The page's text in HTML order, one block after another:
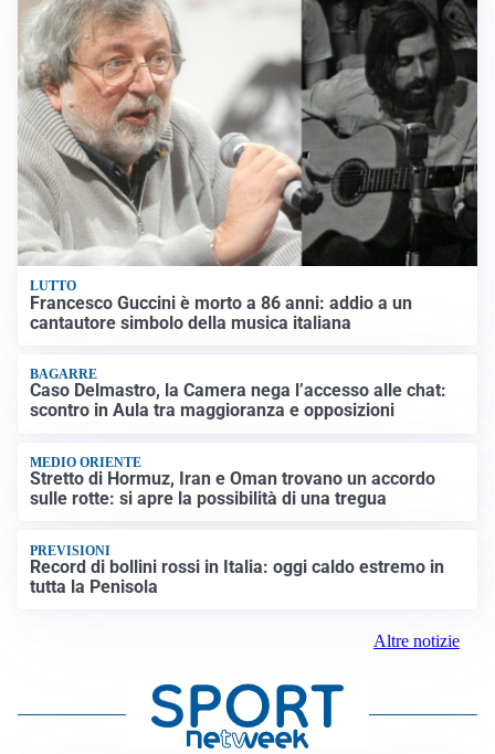
LUTTO
Francesco Guccini è morto a 86 anni: addio a un
cantautore simbolo della musica italiana
BAGARRE
Caso Delmastro, la Camera nega l’accesso alle chat:
scontro in Aula tra maggioranza e opposizioni
MEDIO ORIENTE
Stretto di Hormuz, Iran e Oman trovano un accordo
sulle rotte: si apre la possibilità di una tregua
PREVISIONI
Record di bollini rossi in Italia: oggi caldo estremo in
tutta la Penisola
Altre notizie